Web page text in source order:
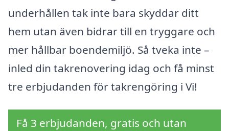
underhållen tak inte bara skyddar ditt
hem utan även bidrar till en tryggare och
mer hållbar boendemiljö. Så tveka inte –
inled din takrenovering idag och få minst
tre erbjudanden för takrengöring i Vi!
Få 3 erbjudanden, gratis och utan